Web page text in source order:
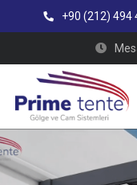
+90 (212) 494